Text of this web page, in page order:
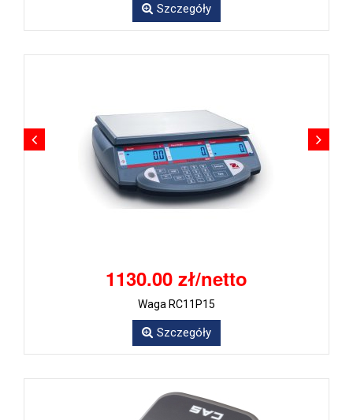
Szczegóły
1130.00 zł/netto
Waga RC11P15
Szczegóły